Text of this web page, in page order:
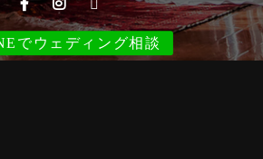
でウェディング相談